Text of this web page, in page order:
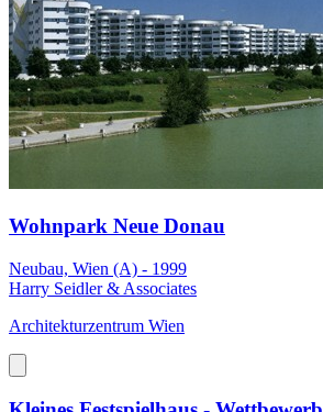
Wohnpark Neue Donau
Neubau, Wien (A) - 1999
Harry Seidler & Associates
Architekturzentrum Wien